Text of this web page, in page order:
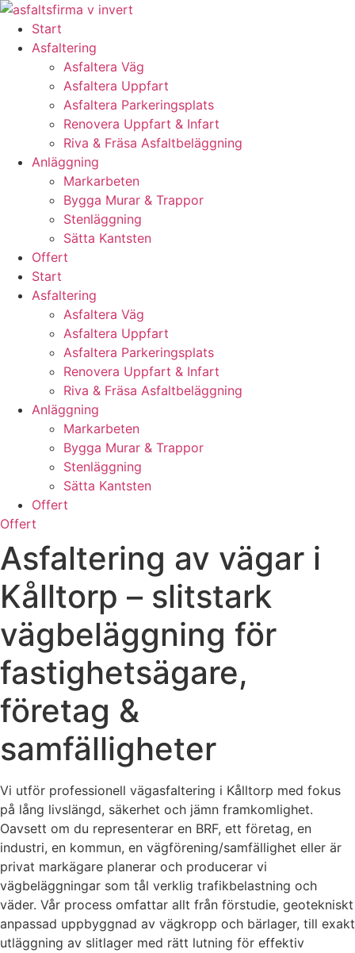
Skip
content
Start
Asfaltering
Asfaltera Väg
Asfaltera Uppfart
Asfaltera Parkeringsplats
Renovera Uppfart & Infart
Riva & Fräsa Asfaltbeläggning
Anläggning
Markarbeten
Bygga Murar & Trappor
Stenläggning
Sätta Kantsten
Offert
Start
Asfaltering
Asfaltera Väg
Asfaltera Uppfart
Asfaltera Parkeringsplats
Renovera Uppfart & Infart
Riva & Fräsa Asfaltbeläggning
Anläggning
Markarbeten
Bygga Murar & Trappor
Stenläggning
Sätta Kantsten
Offert
Offert
Asfaltering av vägar i
Kålltorp – slitstark
vägbeläggning för
fastighetsägare,
företag &
samfälligheter
Vi utför professionell vägasfaltering i Kålltorp med fokus
på lång livslängd, säkerhet och jämn framkomlighet.
Oavsett om du representerar en BRF, ett företag, en
industri, en kommun, en vägförening/samfällighet eller är
privat markägare planerar och producerar vi
vägbeläggningar som tål verklig trafikbelastning och
väder. Vår process omfattar allt från förstudie, geotekniskt
anpassad uppbyggnad av vägkropp och bärlager, till exakt
utläggning av slitlager med rätt lutning för effektiv